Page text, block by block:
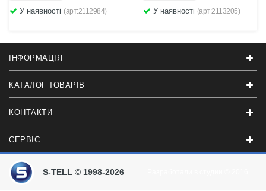
У наявності (арт:2112984) У наявності (арт:2113205)
ІНФОРМАЦІЯ
КАТАЛОГ ТОВАРІВ
КОНТАКТИ
СЕРВІС
S-TELL © 1998-2026